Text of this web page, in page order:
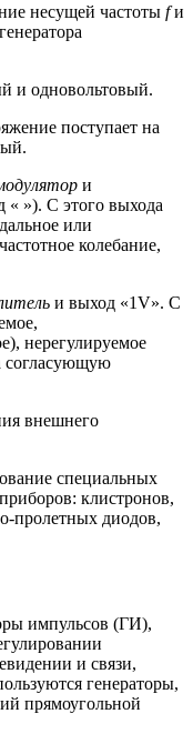
несущей частоты fи
и одновольтовый.
поступает на
и
« »). С этого выхода
или
колебание,
и выход «1V». С
нерегулируемое
согласующую
внешнего
специальных
клистронов,
пролетных диодов,
импульсов (ГИ),
и связи,
генераторы,
прямоугольной